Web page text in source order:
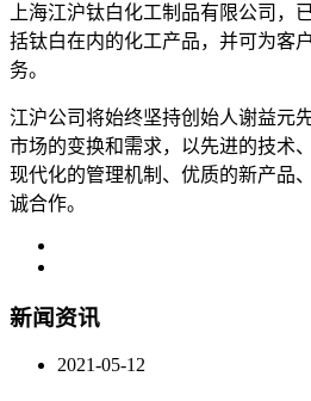
上海江沪钛白化工制品有限公司，
括钛白在内的化工产品，并可为客
务。
江沪公司将始终坚持创始人谢益元
市场的变换和需求，以先进的技术
现代化的管理机制、优质的新产品
诚合作。
新闻资讯
2021-05-12